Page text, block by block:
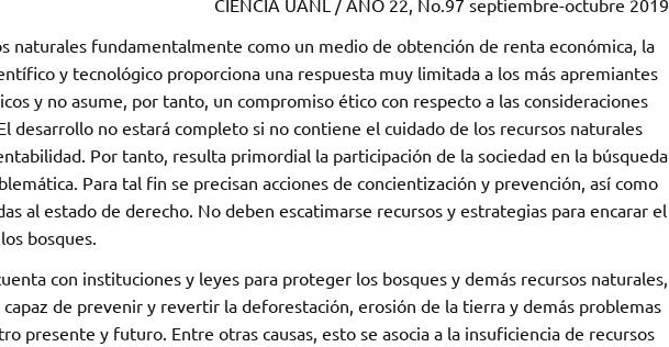
naturales fundamentalmente como un medio de obtención de renta económica, la
y tecnológico proporciona una respuesta muy limitada a los más apremiantes
y no asume, por tanto, un compromiso ético con respecto a las consideraciones
desarrollo no estará completo si no contiene el cuidado de los recursos naturales
Por tanto, resulta primordial la participación de la sociedad en la búsqueda
Para tal fin se precisan acciones de concientización y prevención, así como
al estado de derecho. No deben escatimarse recursos y estrategias para encarar el
bosques.
con instituciones y leyes para proteger los bosques y demás recursos naturales,
capaz de prevenir y revertir la deforestación, erosión de la tierra y demás problemas
presente y futuro. Entre otras causas, esto se asocia a la insuficiencia de recursos